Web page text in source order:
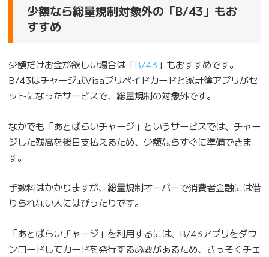
少額なら総量規制対象外の「B/43」もお
すすめ
少額だけお金が欲しい場合は「B/43 」もおすすめです。
B/43はチャージ式Visaプリペイドカードと家計簿アプリがセ
ットになったサービスで、総量規制の対象外です。
なかでも「あとばらいチャージ」というサービスでは、チャー
ジした残高を後日支払えるため、少額ならすぐに準備できま
す。
手数料はかかりますが、総量規制オーバーで消費者金融には借
りられない人にはぴったりです。
「あとばらいチャージ」を利用するには、B/43アプリをダウ
ンロードしてカードを発行する必要があるため、さっそくチェ